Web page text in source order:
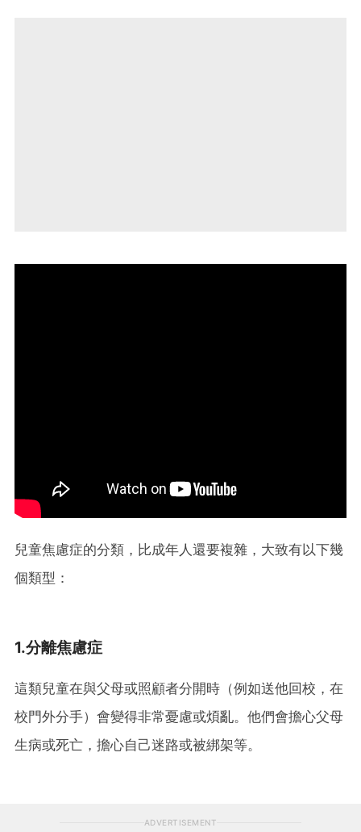
兒童焦慮症的分類，比成年人還要複雜，大致有以下幾
個類型：
1.分離焦慮症
這類兒童在與父母或照顧者分開時（例如送他回校，在
校門外分手）會變得非常憂慮或煩亂。他們會擔心父母
生病或死亡，擔心自己迷路或被綁架等。
ADVERTISEMENT